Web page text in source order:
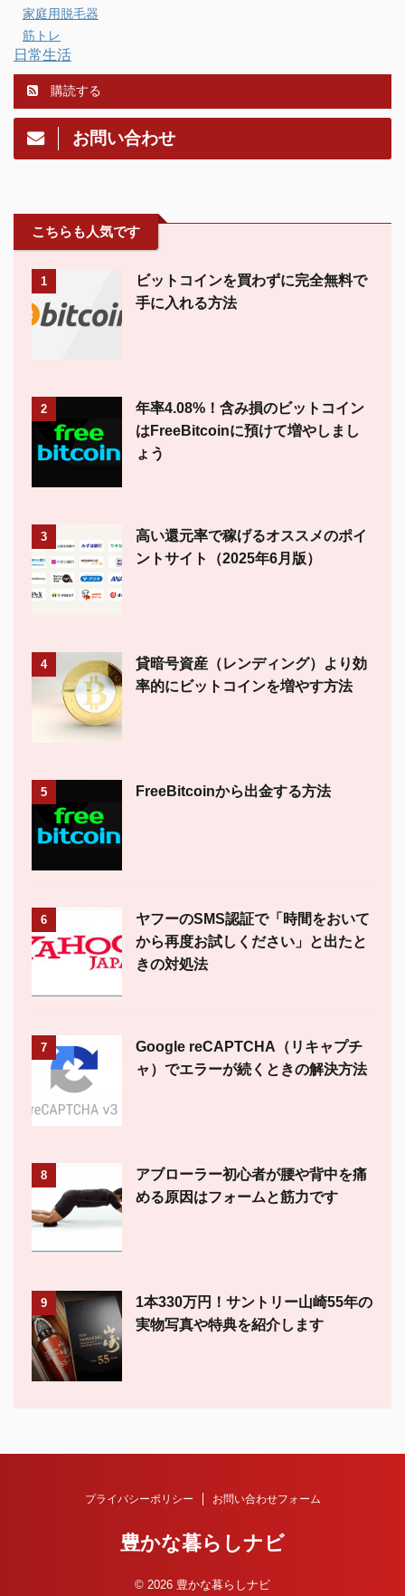
家庭用脱毛器
筋トレ
日常生活
購読する
お問い合わせ
こちらも人気です
1
ビットコインを買わずに完全無料で
手に入れる方法
2
年率4.08%！含み損のビットコイン
はFreeBitcoinに預けて増やしまし
ょう
3
高い還元率で稼げるオススメのポイ
ントサイト（2025年6月版）
4
貸暗号資産（レンディング）より効
率的にビットコインを増やす方法
5 FreeBitcoinから出金する方法
6
ヤフーのSMS認証で「時間をおいて
から再度お試しください」と出たと
きの対処法
7
Google reCAPTCHA（リキャプチ
ャ）でエラーが続くときの解決方法
8
アブローラー初心者が腰や背中を痛
める原因はフォームと筋力です
9
1本330万円！サントリー山崎55年の
実物写真や特典を紹介します
プライバシーポリシー お問い合わせフォーム
豊かな暮らしナビ
© 2026 豊かな暮らしナビ